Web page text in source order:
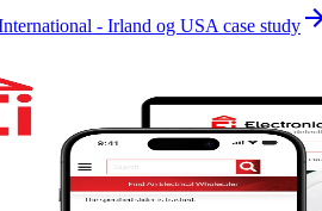
- Irland og USA case study